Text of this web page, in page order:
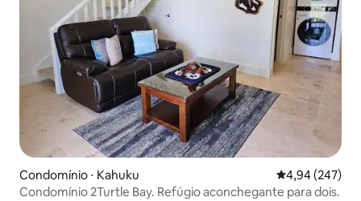
Condomínio ⋅ Kahuku 4,94 de uma
4,94 (247)
Condomínio 2Turtle Bay. Refúgio aconchegante para dois.